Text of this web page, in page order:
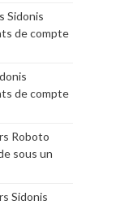
Sidonis
de compte
de compte
Roboto
sous un
Sidonis